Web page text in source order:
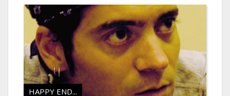
HAPPY END...